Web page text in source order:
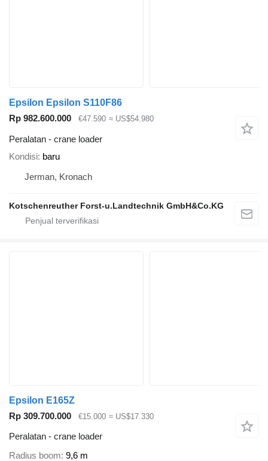
Epsilon Epsilon S110F86
Rp 982.600.000
€47.590 ≈ US$54.980
Peralatan - crane loader
Kondisi baru
Jerman, Kronach
Kotschenreuther Forst-u.Landtechnik GmbH&Co.KG
Epsilon E165Z
Rp 309.700.000
€15.000 ≈ US$17.330
Peralatan - crane loader
Radius boom 9,6 m